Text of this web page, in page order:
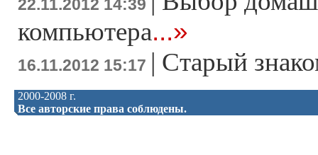
22.11.2012 14:39
компьютера...»
16.11.2012 15:17 | Старый
2000-2008 г.
Все авторские права соблюдены.